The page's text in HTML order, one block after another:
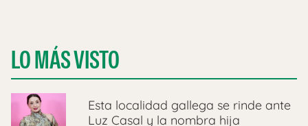
LO MÁS VISTO
Esta localidad gallega se rinde ante
Luz Casal y la nombra hija